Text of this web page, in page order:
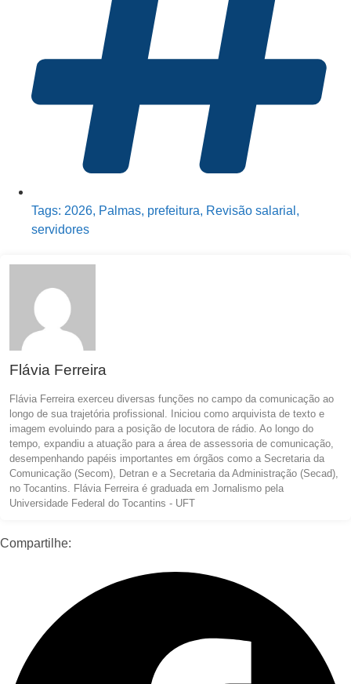
Tags: 2026, Palmas, prefeitura, Revisão salarial ,
servidores
Flávia Ferreira
Flávia Ferreira exerceu diversas funções no campo da comunicação ao
longo de sua trajetória profissional. Iniciou como arquivista de texto e
imagem evoluindo para a posição de locutora de rádio. Ao longo do
tempo, expandiu a atuação para a área de assessoria de comunicação,
desempenhando papéis importantes em órgãos como a Secretaria da
Comunicação (Secom), Detran e a Secretaria da Administração (Secad),
no Tocantins. Flávia Ferreira é graduada em Jornalismo pela
Universidade Federal do Tocantins - UFT
Compartilhe: